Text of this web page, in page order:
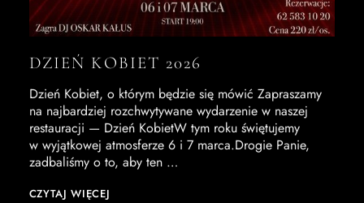
DZIEŃ KOBIET 2026
Dzień Kobiet, o którym będzie się mówić Zapraszamy
na najbardziej rozchwytywane wydarzenie w naszej
restauracji — Dzień KobietW tym roku świętujemy
w wyjątkowej atmosferze 6 i 7 marca.Drogie Panie,
zadbaliśmy o to, aby ten …
CZYTAJ WIĘCEJ